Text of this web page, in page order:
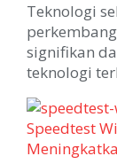
Teknologi
signifikan
teknologi
Speedtest